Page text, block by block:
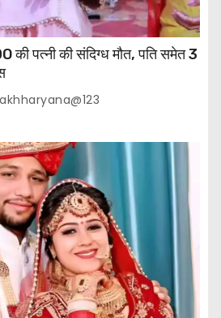
की पत्नी की संदिग्ध मौत, पति समेत 3